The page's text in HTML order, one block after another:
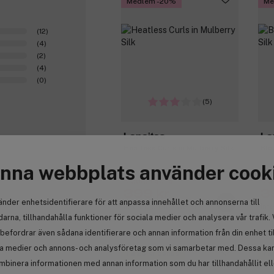
webbplats använder
enhetsidentifierare för att anpassa innehållet och annonserna till
tillhandahålla funktioner för sociala medier och analysera vår trafik.
även sådana identifierare och annan information från din enhet
medier och annons- och analysföretag som vi samarbetar med. Dessa
informationen med annan information som du har tillhandahållit
(5)
Lenoites
Medlemspris:
Inte medlem 499 kr
Få 25 kr bonus Få
(12)
(4)
(2)
(4)
(0)
1